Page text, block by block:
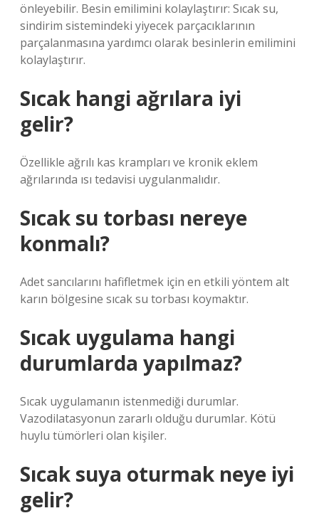
önleyebilir. Besin emilimini kolaylaştırır: Sıcak su,
sindirim sistemindeki yiyecek parçacıklarının
parçalanmasına yardımcı olarak besinlerin emilimini
kolaylaştırır.
Sıcak hangi ağrılara iyi
gelir?
Özellikle ağrılı kas krampları ve kronik eklem
ağrılarında ısı tedavisi uygulanmalıdır.
Sıcak su torbası nereye
konmalı?
Adet sancılarını hafifletmek için en etkili yöntem alt
karın bölgesine sıcak su torbası koymaktır.
Sıcak uygulama hangi
durumlarda yapılmaz?
Sıcak uygulamanın istenmediği durumlar.
Vazodilatasyonun zararlı olduğu durumlar. Kötü
huylu tümörleri olan kişiler.
Sıcak suya oturmak neye iyi
gelir?